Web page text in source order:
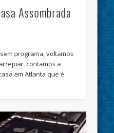
Assombrada
programa, voltamos
contamos a
em Atlanta que é